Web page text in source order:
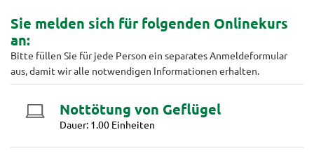
Sie melden sich für folgenden Onlinekurs
an:
Bitte füllen Sie für jede Person ein separates Anmeldeformular
aus, damit wir alle notwendigen Informationen erhalten.
Nottötung von Geflügel
Dauer: 1.00 Einheiten